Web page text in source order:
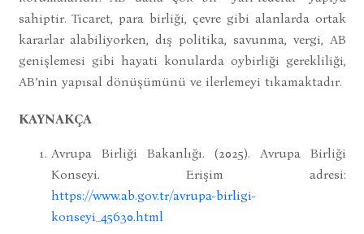
sahiptir. Ticaret, para birliği, çevre gibi alanlarda ortak
kararlar alabiliyorken, dış politika, savunma, vergi, AB
genişlemesi gibi hayati konularda oybirliği gerekliliği,
AB’nin yapısal dönüşümünü ve ilerlemeyi tıkamaktadır.
KAYNAKÇA
Avrupa Birliği Bakanlığı. (2025). Avrupa Birliği
Konseyi. Erişim adresi:
https://www.ab.gov.tr/avrupa-birligi-
konseyi_45630.html